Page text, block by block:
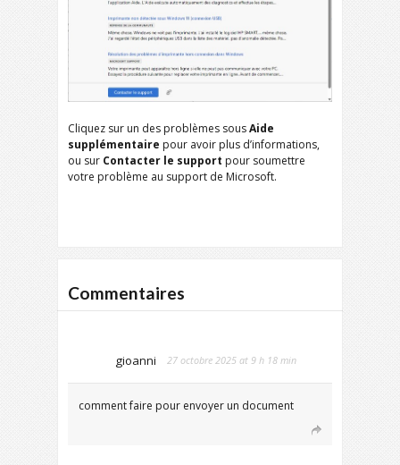
Cliquez sur un des problèmes sousAide
supplémentaire pour avoir plus d’informations,
ou sur Contacter le support pour soumettre
votre problème au support de Microsoft.
Commentaires
gioanni 27 octobre 2025 at 9 h 18 min
comment faire pour envoyer un document